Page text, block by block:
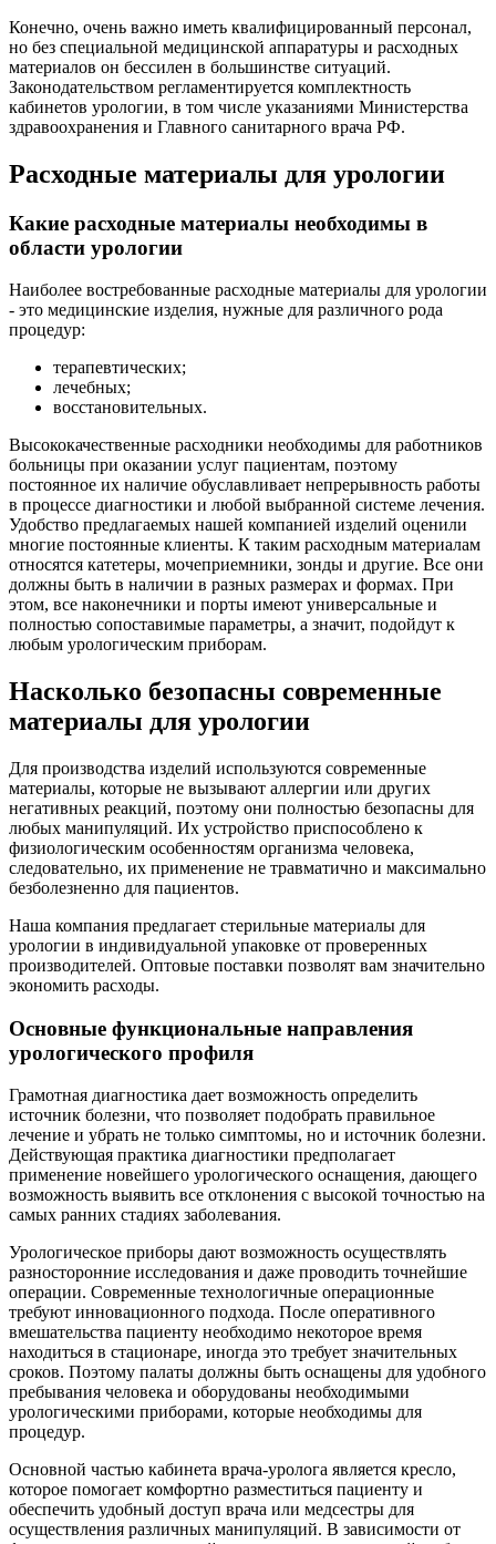
Конечно, очень важно иметь квалифицированный персонал,
но без специальной медицинской аппаратуры и расходных
материалов он бессилен в большинстве ситуаций.
Законодательством регламентируется комплектность
кабинетов урологии, в том числе указаниями Министерства
здравоохранения и Главного санитарного врача РФ.
Расходные материалы для урологии
Какие расходные материалы необходимы в
области урологии
Наиболее востребованные расходные материалы для урологии
- это медицинские изделия, нужные для различного рода
процедур:
терапевтических;
лечебных;
восстановительных.
Высококачественные расходники необходимы для работников
больницы при оказании услуг пациентам, поэтому
постоянное их наличие обуславливает непрерывность работы
в процессе диагностики и любой выбранной системе лечения.
Удобство предлагаемых нашей компанией изделий оценили
многие постоянные клиенты. К таким расходным материалам
относятся катетеры, мочеприемники, зонды и другие. Все они
должны быть в наличии в разных размерах и формах. При
этом, все наконечники и порты имеют универсальные и
полностью сопоставимые параметры, а значит, подойдут к
любым урологическим приборам.
Насколько безопасны современные
материалы для урологии
Для производства изделий используются современные
материалы, которые не вызывают аллергии или других
негативных реакций, поэтому они полностью безопасны для
любых манипуляций. Их устройство приспособлено к
физиологическим особенностям организма человека,
следовательно, их применение не травматично и максимально
безболезненно для пациентов.
Наша компания предлагает стерильные материалы для
урологии в индивидуальной упаковке от проверенных
производителей. Оптовые поставки позволят вам значительно
экономить расходы.
Основные функциональные направления
урологического профиля
Грамотная диагностика дает возможность определить
источник болезни, что позволяет подобрать правильное
лечение и убрать не только симптомы, но и источник болезни.
Действующая практика диагностики предполагает
применение новейшего урологического оснащения, дающего
возможность выявить все отклонения с высокой точностью на
самых ранних стадиях заболевания.
Урологическое приборы дают возможность осуществлять
разносторонние исследования и даже проводить точнейшие
операции. Современные технологичные операционные
требуют инновационного подхода. После оперативного
вмешательства пациенту необходимо некоторое время
находиться в стационаре, иногда это требует значительных
сроков. Поэтому палаты должны быть оснащены для удобного
пребывания человека и оборудованы необходимыми
урологическими приборами, которые необходимы для
процедур.
Основной частью кабинета врача-уролога является кресло,
которое помогает комфортно разместиться пациенту и
обеспечить удобный доступ врача или медсестры для
осуществления различных манипуляций. В зависимости от